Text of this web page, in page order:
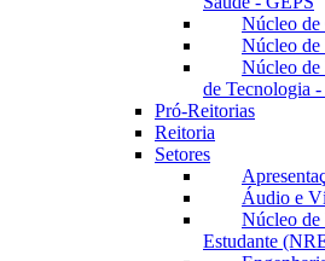
Núcleo de
Núcleo de
Núcleo de
de Tecnologia
Pró-Reitorias
Reitoria
Setores
Áudio e
Núcleo de
Estudante